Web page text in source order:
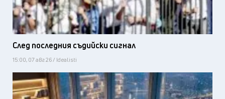
След последния съдийски сигнал
15:00, 07 авг 26 / Idealisti